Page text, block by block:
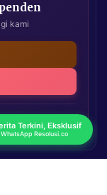
kami
Terkini, Eksklusif
Resolusi.co